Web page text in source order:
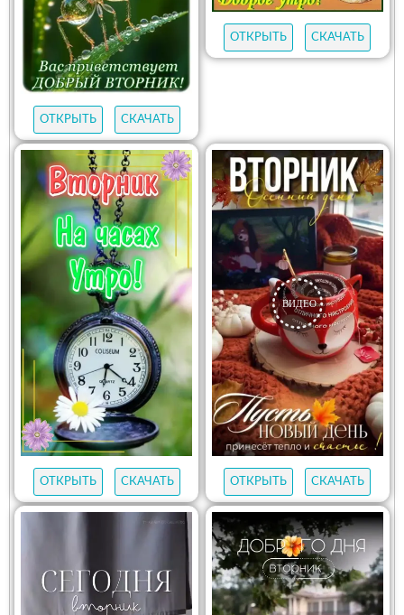
ОТКРЫТЬ СКАЧАТЬ
ОТКРЫТЬ СКАЧАТЬ
ОТКРЫТЬ СКАЧАТЬ ОТКРЫТЬ СКАЧАТЬ